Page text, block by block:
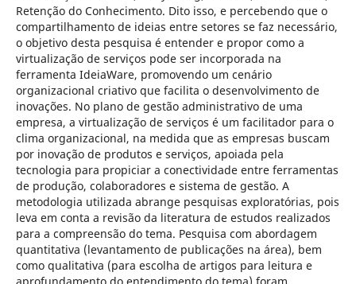
Retenção do Conhecimento. Dito isso, e percebendo que o
compartilhamento de ideias entre setores se faz necessário,
o objetivo desta pesquisa é entender e propor como a
virtualização de serviços pode ser incorporada na
ferramenta IdeiaWare, promovendo um cenário
organizacional criativo que facilita o desenvolvimento de
inovações. No plano de gestão administrativo de uma
empresa, a virtualização de serviços é um facilitador para o
clima organizacional, na medida que as empresas buscam
por inovação de produtos e serviços, apoiada pela
tecnologia para propiciar a conectividade entre ferramentas
de produção, colaboradores e sistema de gestão. A
metodologia utilizada abrange pesquisas exploratórias, pois
leva em conta a revisão da literatura de estudos realizados
para a compreensão do tema. Pesquisa com abordagem
quantitativa (levantamento de publicações na área), bem
como qualitativa (para escolha de artigos para leitura e